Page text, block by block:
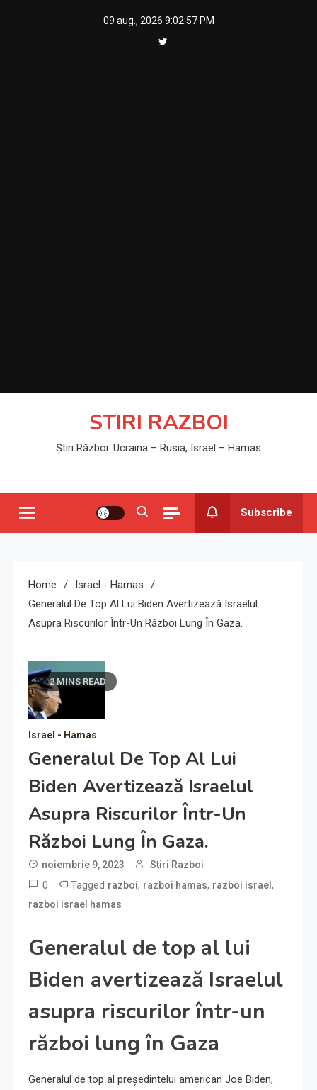
09 aug., 2026 9:02:57 PM
STIRI RAZBOI
Știri Război: Ucraina – Rusia, Israel – Hamas
Subscribe
Home
Israel - Hamas
Generalul De Top Al Lui Biden Avertizează Israelul
Asupra Riscurilor Într-Un Război Lung În Gaza.
2 MINS READ
Israel - Hamas
Generalul De Top Al Lui
Biden Avertizează Israelul
Asupra Riscurilor Într-Un
Război Lung În Gaza.
noiembrie 9, 2023 Stiri Razboi
0 Tagged razboi, razboi hamas, razboi israel ,
razboi israel hamas
Generalul de top al lui
Biden avertizează Israelul
asupra riscurilor într-un
război lung în Gaza
Generalul de top al președintelui american Joe Biden,